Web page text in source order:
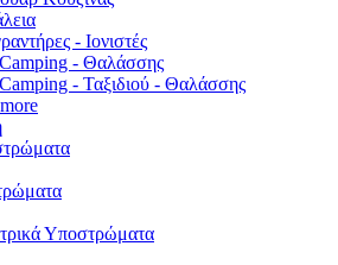
- Ιονιστές
- Θαλάσσης
- Ταξιδιού - Θαλάσσης
Υποστρώματα